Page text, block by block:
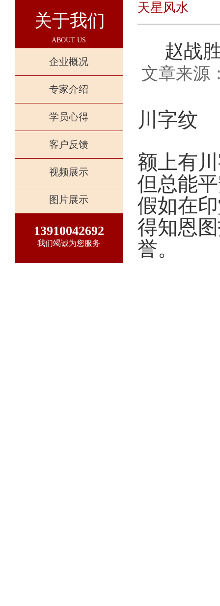
关于我们
ABOUT US
企业概况
专家介绍
学员心得
客户反馈
视频展示
图片展示
13910042692
我们竭诚为您服务
天星风水
赵战
文章来源
川字纹
额上有
但总能
假如在
得知恩
誉。